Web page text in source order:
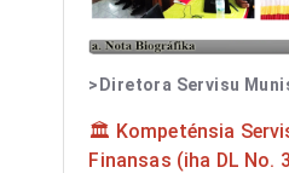
>Diretora Servisu
🏛️ Kompeténsia
Finansas (iha DL No.